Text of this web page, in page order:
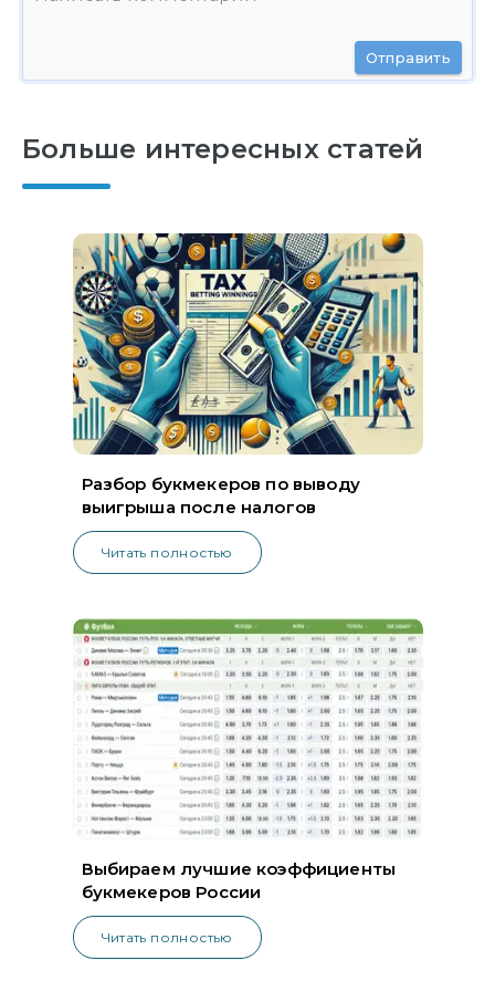
Отправить
Больше интересных статей
Разбор букмекеров по выводу
выигрыша после налогов
Читать полностью
Выбираем лучшие коэффициенты
букмекеров России
Читать полностью